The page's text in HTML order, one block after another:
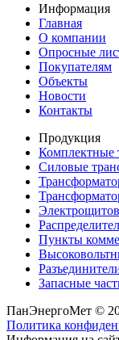
Информация
Главная
О компании
Опросные
Покупателям
Объекты
Новости
Контакты
Продукция
Комплектные
Силовые
Пункты
Запасные
ПанЭнергоМет ©
Политика